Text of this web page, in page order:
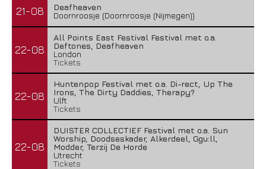
21-08
Deafheaven
Doornroosje (Doornroosje (Nijmegen))
22-08
All Points East Festival Festival met o.a.
Deftones, Deafheaven
London
Tickets
22-08
Huntenpop Festival met o.a. Di-rect, Up The
Irons, The Dirty Daddies, Therapy?
Ulft
Tickets
22-08
DUISTER COLLECTIEF Festival met o.a. Sun
Worship, Doodseskader, Alkerdeel, Ggu:ll,
Modder, Terzij De Horde
Utrecht
Tickets